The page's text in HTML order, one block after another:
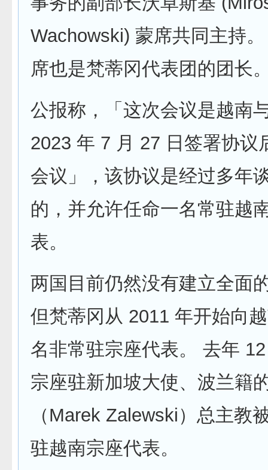
Wachowski) 蒙席共同主持
席也是梵蒂冈代表团的团长
公报称，「这次会议是越南
2023 年 7 月 27 日签署协议
会议」，该协议是经过多年
的，并允许任命一名常驻越
表。
两国目前仍然没有建立全面
但梵蒂冈从 2011 年开始向
名非常驻宗座代表。 去年
宗座驻新加坡大使、波兰籍
（Marek Zalewski）总主教
驻越南宗座代表。